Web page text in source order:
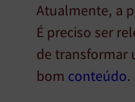
Atualmente, a
É preciso ser
de transformar
bom conteúdo.